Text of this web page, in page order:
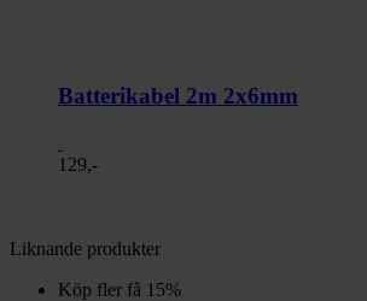
Batterikabel 2m 2x6mm
129,-
Liknande produkter
Köp fler få 15%